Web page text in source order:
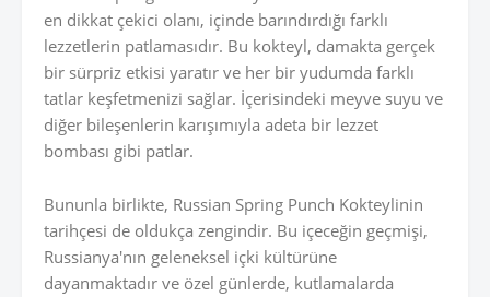
en dikkat çekici olanı, içinde barındırdığı farklı
lezzetlerin patlamasıdır. Bu kokteyl, damakta gerçek
bir sürpriz etkisi yaratır ve her bir yudumda farklı
tatlar keşfetmenizi sağlar. İçerisindeki meyve suyu ve
diğer bileşenlerin karışımıyla adeta bir lezzet
bombası gibi patlar.
Bununla birlikte, Russian Spring Punch Kokteylinin
tarihçesi de oldukça zengindir. Bu içeceğin geçmişi,
Russianya'nın geleneksel içki kültürüne
dayanmaktadır ve özel günlerde, kutlamalarda